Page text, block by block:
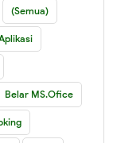
(Semua)
Belar MS.Ofice